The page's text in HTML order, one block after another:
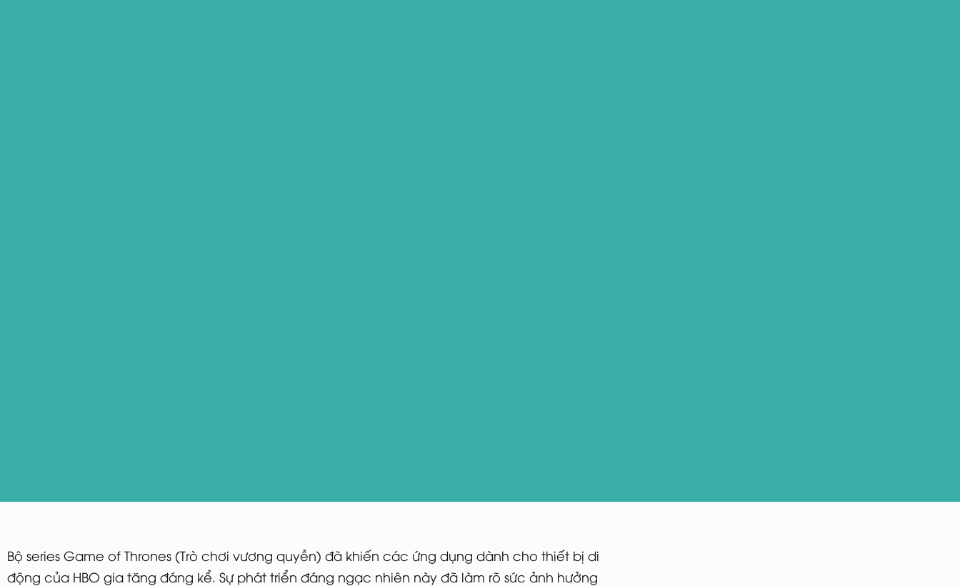
Bộ series Game of Thrones (Trò chơi vương quyền) đã khiến các ứng dụng dành cho thiết bị di
động của HBO gia tăng đáng kể. Sự phát triển đáng ngạc nhiên này đã làm rõ sức ảnh hưởng